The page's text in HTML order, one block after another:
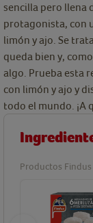
sencilla pero llena
protagonista, con
limón y ajo. Se
queda bien y,
algo. Prueba esta
con limón y ajo y
todo el mundo. ¡A
Productos